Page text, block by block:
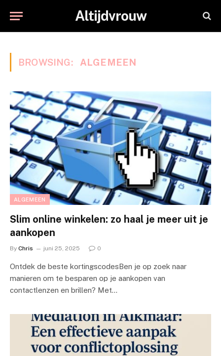
Altijdvrouw
BROWSING: ALGEMEEN
ALGEMEEN
Slim online winkelen: zo haal je meer uit je
aankopen
By Chris juni 25, 2025 0
Ontdek de beste kortingscodesBen je op zoek naar
manieren om te besparen op je aankopen van
contactlenzen en brillen? Met…